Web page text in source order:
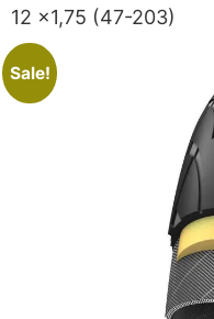
12 x1,75 (47-203)
Sale!